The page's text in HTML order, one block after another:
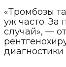
«Тромбозы
уж часто. За
случай», —